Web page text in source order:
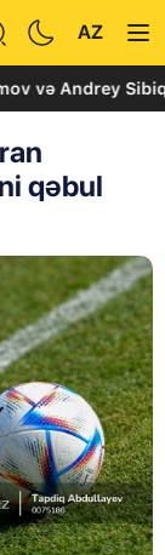
AZ
Sibiqa
qəbul